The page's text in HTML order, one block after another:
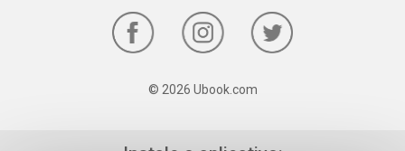
© 2026 Ubook.com